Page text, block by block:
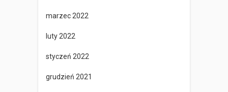
marzec 2022
luty 2022
styczeń 2022
grudzień 2021